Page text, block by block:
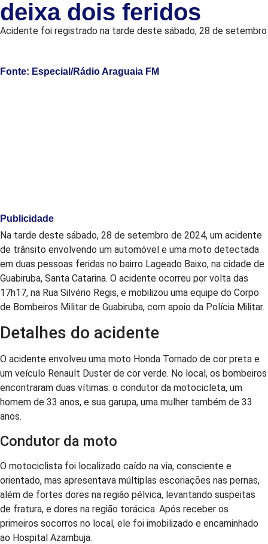
deixa dois feridos
Acidente foi registrado na tarde deste sábado, 28 de setembro
Fonte: Especial/Rádio Araguaia FM
Publicidade
Na tarde deste sábado, 28 de setembro de 2024, um acidente
de trânsito envolvendo um automóvel e uma moto detectada
em duas pessoas feridas no bairro Lageado Baixo, na cidade de
Guabiruba, Santa Catarina. O acidente ocorreu por volta das
17h17, na Rua Silvério Regis, e mobilizou uma equipe do Corpo
de Bombeiros Militar de Guabiruba, com apoio da Polícia Militar.
Detalhes do acidente
O acidente envolveu uma moto Honda Tornado de cor preta e
um veículo Renault Duster de cor verde. No local, os bombeiros
encontraram duas vítimas: o condutor da motocicleta, um
homem de 33 anos, e sua garupa, uma mulher também de 33
anos.
Condutor da moto
O motociclista foi localizado caído na via, consciente e
orientado, mas apresentava múltiplas escoriações nas pernas,
além de fortes dores na região pélvica, levantando suspeitas
de fratura, e dores na região torácica. Após receber os
primeiros socorros no local, ele foi imobilizado e encaminhado
ao Hospital Azambuja.